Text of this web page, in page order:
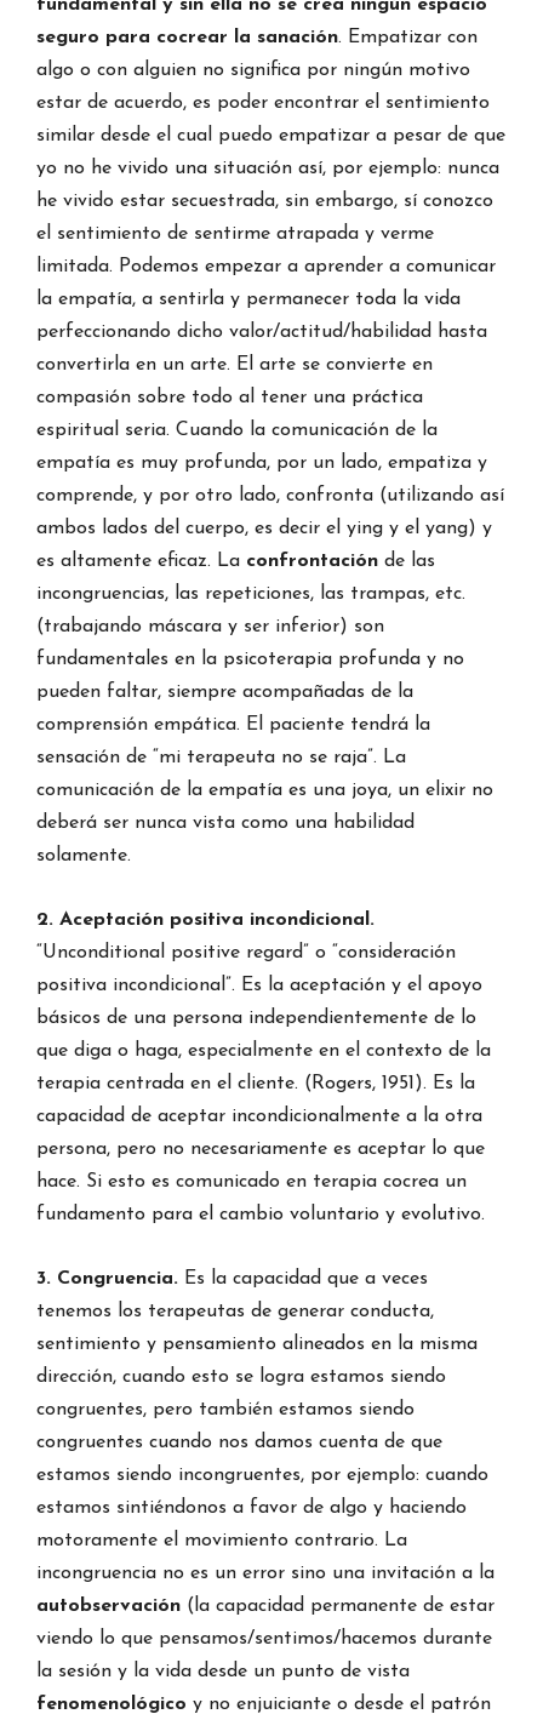
fundamental y sin ella no se crea ningún espacio
seguro para cocrear la sanación. Empatizar con
algo o con alguien no significa por ningún motivo
estar de acuerdo, es poder encontrar el sentimiento
similar desde el cual puedo empatizar a pesar de que
yo no he vivido una situación así, por ejemplo: nunca
he vivido estar secuestrada, sin embargo, sí conozco
el sentimiento de sentirme atrapada y verme
limitada. Podemos empezar a aprender a comunicar
la empatía, a sentirla y permanecer toda la vida
perfeccionando dicho valor/actitud/habilidad hasta
convertirla en un arte. El arte se convierte en
compasión sobre todo al tener una práctica
espiritual seria. Cuando la comunicación de la
empatía es muy profunda, por un lado, empatiza y
comprende, y por otro lado, confronta (utilizando así
ambos lados del cuerpo, es decir el ying y el yang) y
es altamente eficaz. La confrontación de las
incongruencias, las repeticiones, las trampas, etc.
(trabajando máscara y ser inferior) son
fundamentales en la psicoterapia profunda y no
pueden faltar, siempre acompañadas de la
comprensión empática. El paciente tendrá la
sensación de “mi terapeuta no se raja”. La
comunicación de la empatía es una joya, un elixir no
deberá ser nunca vista como una habilidad
solamente.
2. Aceptación positiva incondicional.
“Unconditional positive regard” o “consideración
positiva incondicional”. Es la aceptación y el apoyo
básicos de una persona independientemente de lo
que diga o haga, especialmente en el contexto de la
terapia centrada en el cliente. (Rogers, 1951). Es la
capacidad de aceptar incondicionalmente a la otra
persona, pero no necesariamente es aceptar lo que
hace. Si esto es comunicado en terapia cocrea un
fundamento para el cambio voluntario y evolutivo.
3. Congruencia. Es la capacidad que a veces
tenemos los terapeutas de generar conducta,
sentimiento y pensamiento alineados en la misma
dirección, cuando esto se logra estamos siendo
congruentes, pero también estamos siendo
congruentes cuando nos damos cuenta de que
estamos siendo incongruentes, por ejemplo: cuando
estamos sintiéndonos a favor de algo y haciendo
motoramente el movimiento contrario. La
incongruencia no es un error sino una invitación a la
autobservación (la capacidad permanente de estar
viendo lo que pensamos/sentimos/hacemos durante
la sesión y la vida desde un punto de vista
fenomenológicoy no enjuiciante o desde el patrón